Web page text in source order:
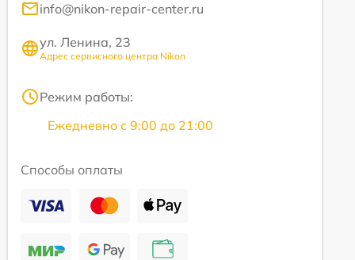
info@nikon-repair-center.ru
ул. Ленина, 23
Адрес сервисного центра Nikon
Режим работы:
Ежедневно с 9:00 до 21:00
Способы оплаты